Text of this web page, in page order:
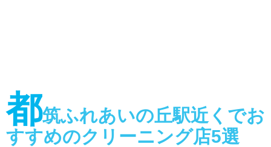
都筑ふれあいの丘駅近くでお
すすめのクリーニング店5選